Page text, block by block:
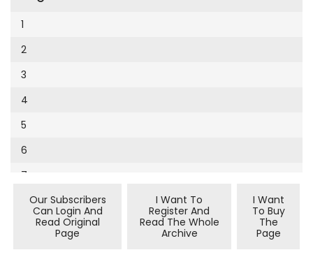
Cumhuriyet Sağlıklı Beslenme
Cumhuriyet Sokak
Cumhuriyet Spor
Cumhuriyet Strateji
Cumhuriyet Tarım
Cumhuriyet Yılbaşı
Çerçeve Eki
Dergi Eki
Ekonomi Eki
1994
9
10
11
12
13
14
15
16
1
2
3
4
5
6
7
Our Subscribers
Can Login And
Read Original
Page
I Want To
Register And
Read The Whole
Archive
I Want
To Buy
The
Page